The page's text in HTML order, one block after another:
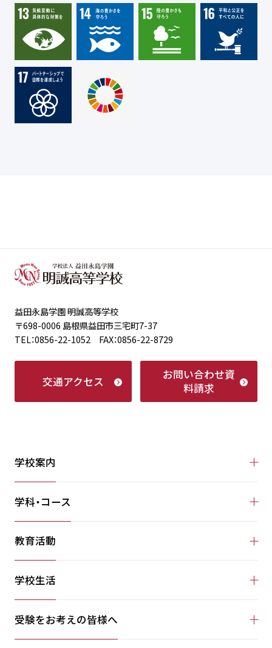
益田永島学園 明誠高等学校
〒698-0006 島根県益田市三宅町7-37
TEL：0856-22-1052 FAX：0856-22-8729
交通アクセス お問い合わせ資
料請求
学校案内
学科・コース
教育活動
学校生活
受験をお考えの皆様へ